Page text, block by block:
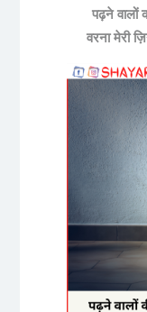
पढ़ने वालों
वरना मेरी